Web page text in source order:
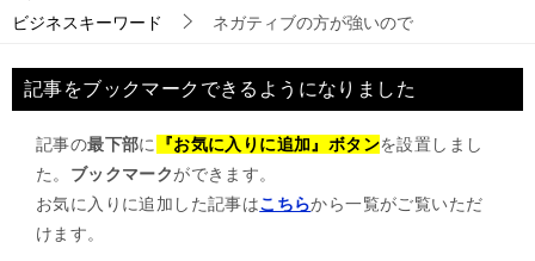
ビジネスキーワード ネガティブの方が強いので
記事をブックマークできるようになりました
記事の最下部に 『お気に入りに追加』ボタンを設置しまし
た。 ブックマークができます。
お気に入りに追加した記事はこちらから一覧がご覧いただ
けます。